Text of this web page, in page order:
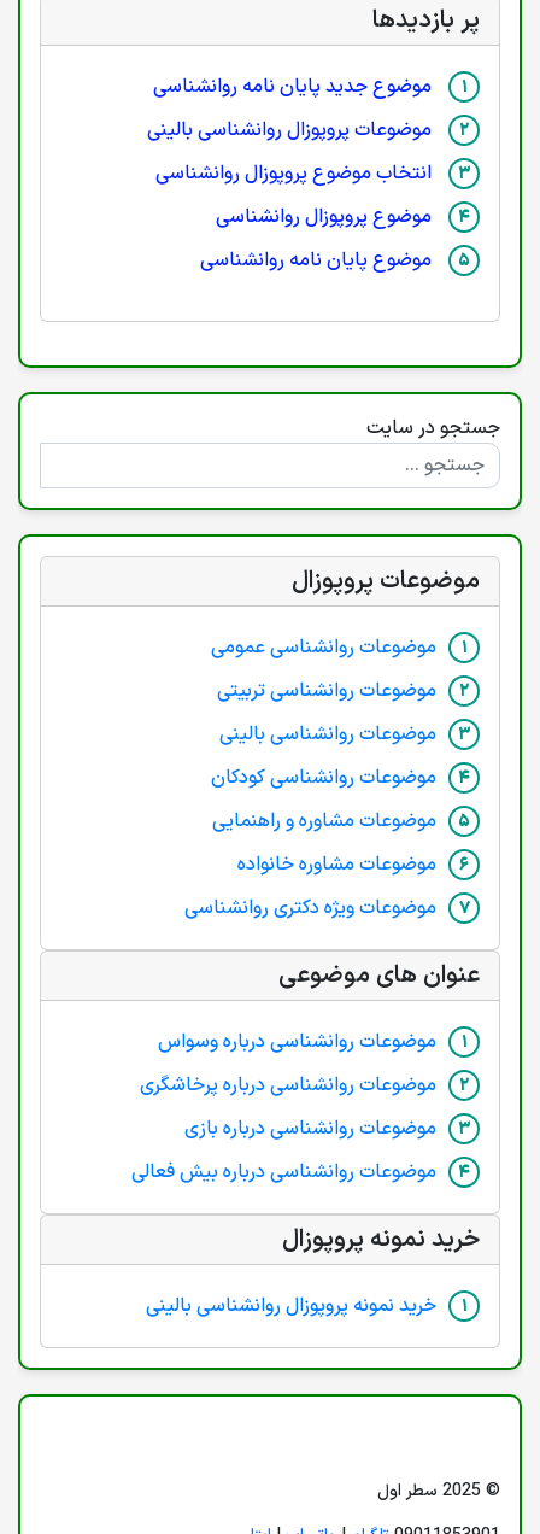
پر بازدیدها
موضوع جدید پایان نامه روانشناسی
موضوعات پروپوزال روانشناسی بالینی
انتخاب موضوع پروپوزال روانشناسی
موضوع پروپوزال روانشناسی
موضوع پایان نامه روانشناسی
جستجو در سایت
موضوعات پروپوزال
موضوعات روانشناسی عمومی
موضوعات روانشناسی تربیتی
موضوعات روانشناسی بالینی
موضوعات روانشناسی کودکان
موضوعات مشاوره و راهنمایی
موضوعات مشاوره خانواده
موضوعات ویژه دکتری روانشناسی
عنوان های موضوعی
موضوعات روانشناسی درباره وسواس
موضوعات روانشناسی درباره پرخاشگری
موضوعات روانشناسی درباره بازی
موضوعات روانشناسی درباره بیش فعالی
خرید نمونه پروپوزال
خرید نمونه پروپوزال روانشناسی بالینی
© 2025 سطر اول